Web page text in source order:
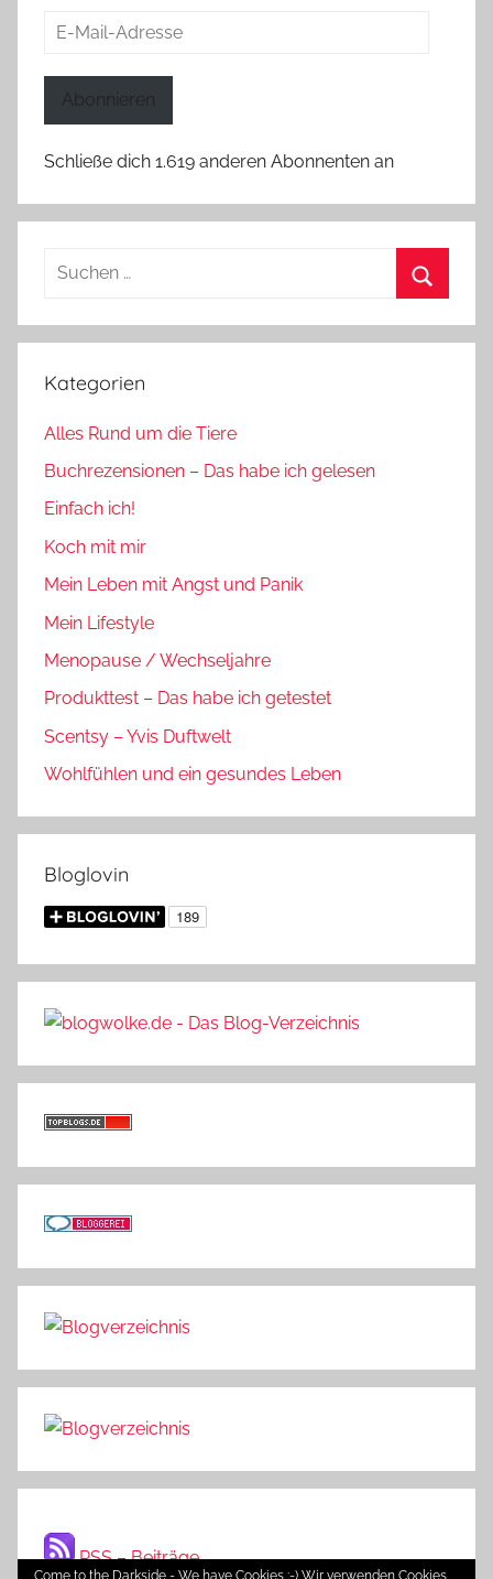
E-
Abonnieren
Schließe dich 1.619 anderen Abonnenten an
Suchen
Kategorien
Alles Rund um die Tiere
Buchrezensionen – Das habe ich gelesen
Einfach ich!
Koch mit mir
Mein Leben mit Angst und Panik
Mein Lifestyle
Menopause / Wechseljahre
Produkttest – Das habe ich getestet
Scentsy – Yvis Duftwelt
Wohlfühlen und ein gesundes Leben
Bloglovin
RSS – Beiträge
Come to the Darkside - We have Cookies ;-) Wir verwenden Cookies,